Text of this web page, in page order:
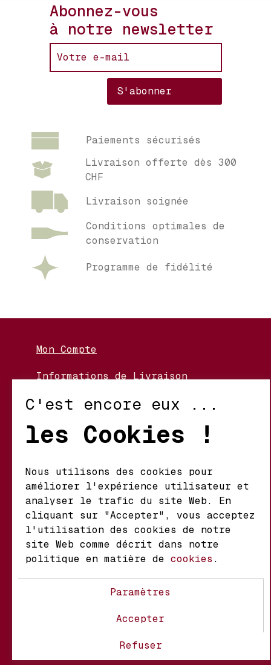
Abonnez-vous
à notre newsletter
Paiements sécurisés
Livraison offerte dès 300
CHF
Livraison soignée
Conditions optimales de
conservation
Programme de fidélité
Mon Compte
Informations de Livraison
Conditions d’Utilisation
Mathieu S.A. Vins fins
d'origine
Chemin du Coteau 29 A
1123 Aclens Suisse
@MATHIEUVINS
Contact FAQ
C'est encore eux ...
les Cookies !
Nous utilisons des cookies pour
améliorer l'expérience utilisateur et
analyser le trafic du site Web. En
cliquant sur "Accepter", vous acceptez
l'utilisation des cookies de notre
site Web comme décrit dans notre
politique en matière de cookies .
Paramètres
Accepter
Refuser